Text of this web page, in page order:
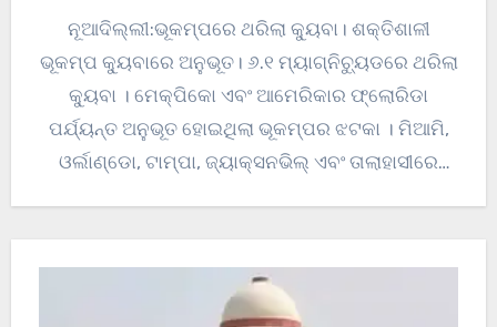
ନୂଆଦିଲ୍ଲୀ:ଭୂକମ୍ପରେ ଥରିଲା କ୍ୟୁବା। ଶକ୍ତିଶାଳୀ
ଭୂକମ୍ପ କ୍ୟୁବାରେ ଅନୁଭୂତ। ୬.୧ ମ୍ୟାଗ୍ନିଚ୍ୟୁଡରେ ଥରିଲା
କ୍ୟୁବା । ମେକ୍ପିକୋ ଏବଂ ଆମେରିକାର ଫ୍ଲୋରିଡା
ପର୍ଯ୍ୟନ୍ତ ଅନୁଭୂତ ହୋଇଥିଲା ଭୂକମ୍ପର ଝଟକା । ମିଆମି,
ଓର୍ଲାଣ୍ଡୋ, ଟାମ୍ପା, ଜ୍ୟାକ୍ସନଭିଲ୍ ଏବଂ ତାଲାହାସୀରେ